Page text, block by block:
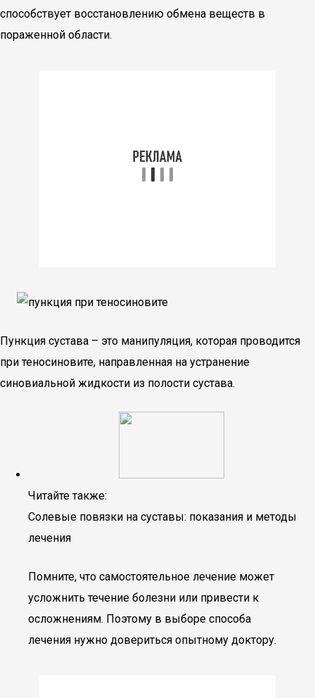
способствует восстановлению обмена веществ в
пораженной области.
Пункция сустава – это манипуляция, которая проводится
при теносиновите, направленная на устранение
синовиальной жидкости из полости сустава.
Читайте также:
Солевые повязки на суставы: показания и методы
лечения
Помните, что самостоятельное лечение может
усложнить течение болезни или привести к
осложнениям. Поэтому в выборе способа
лечения нужно довериться опытному доктору.